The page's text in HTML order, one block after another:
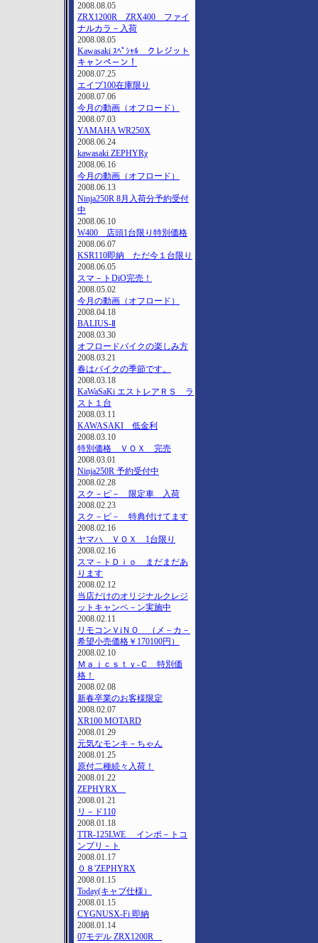
2008.08.05
ZRX1200R ZRX400 ファイ
ナルカラ－入荷
2008.08.05
Kawasaki ｽﾍﾟｼｬﾙ クレジット
キャンペ－ン！
2008.07.25
エイプ100在庫限り
2008.07.06
今月の動画（オフロード）
2008.07.03
YAMAHA WR250X
2008.06.24
kawasaki ZEPHYRχ
2008.06.16
今月の動画（オフロード）
2008.06.13
Ninja250R 8月入荷分予約受付
中
2008.06.10
W400 店頭1台限り特別価格
2008.06.07
KSR110即納 ただ今１台限り
2008.06.05
スマ－トDiO完売！
2008.05.02
今月の動画（オフロード）
2008.04.18
BALIUS-Ⅱ
2008.03.30
オフロードバイクの楽しみ方
2008.03.21
春はバイクの季節です。
2008.03.18
KaWaSaKi エストレアＲＳ ラ
スト１台
2008.03.11
KAWASAKI 低金利
2008.03.10
特別価格 ＶＯＸ 完売
2008.03.01
Ninja250R 予約受付中
2008.02.28
スク－ピ－ 限定車 入荷
2008.02.23
スク－ピ－ 特典付けてます
2008.02.16
ヤマハ ＶＯＸ 1台限り
2008.02.16
スマ－トＤｉｏ まだまだあ
ります
2008.02.12
当店だけのオリジナルクレジ
ットキャンペ－ン実施中
2008.02.11
リモコンＶiＮＯ （メ－カ－
希望小売価格￥170100円）
2008.02.10
Ｍａｊｃｓｔｙ-Ｃ 特別価
格！
2008.02.08
新春卒業のお客様限定
2008.02.07
XR100 MOTARD
2008.01.29
元気なモンキ－ちゃん
2008.01.25
原付二種続々入荷！
2008.01.22
ZEPHYRΧ
2008.01.21
リ－ド110
2008.01.18
TTR-125LWE インポ－トコ
ンプリ－ト
2008.01.17
０８'ZEPHYRΧ
2008.01.15
Today(キャブ仕様）
2008.01.15
CYGNUSX-Fi 即納
2008.01.14
07モデル ZRX1200R